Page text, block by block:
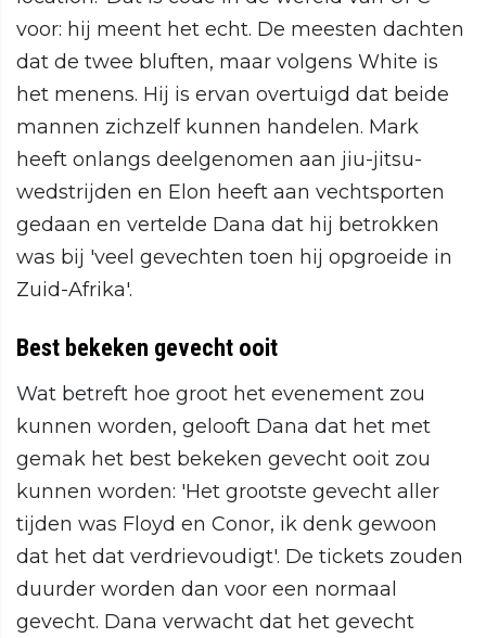
voor: hij meent het echt. De meesten dachten
dat de twee bluften, maar volgens White is
het menens. Hij is ervan overtuigd dat beide
mannen zichzelf kunnen handelen. Mark
heeft onlangs deelgenomen aan jiu-jitsu-
wedstrijden en Elon heeft aan vechtsporten
gedaan en vertelde Dana dat hij betrokken
was bij 'veel gevechten toen hij opgroeide in
Zuid-Afrika'.
Best bekeken gevecht ooit
Wat betreft hoe groot het evenement zou
kunnen worden, gelooft Dana dat het met
gemak het best bekeken gevecht ooit zou
kunnen worden: 'Het grootste gevecht aller
tijden was Floyd en Conor, ik denk gewoon
dat het dat verdrievoudigt'. De tickets zouden
duurder worden dan voor een normaal
gevecht. Dana verwacht dat het gevecht